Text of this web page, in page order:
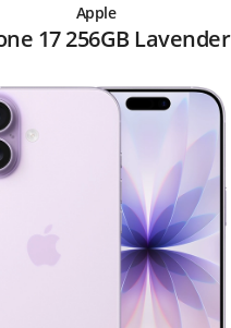
Apple
17 256GB Lavender